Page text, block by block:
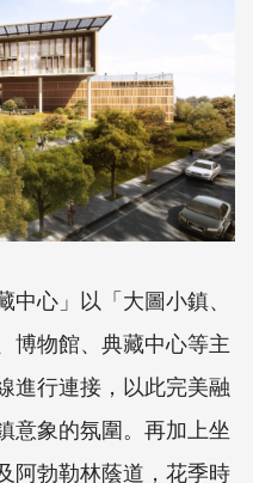
中心」以「大圖小鎮、
博物館、典藏中心等主
進行連接，以此完美融
意象的氛圍。再加上坐
阿勃勒林蔭道，花季時